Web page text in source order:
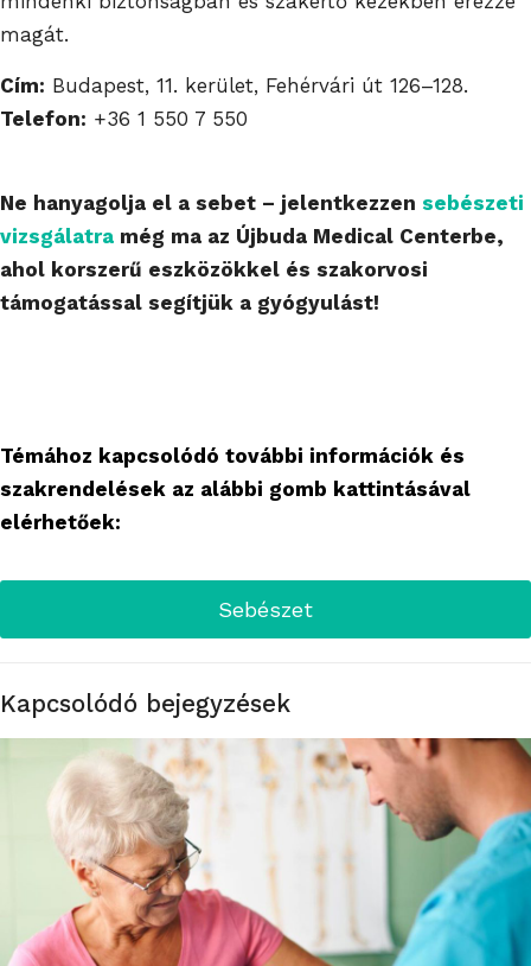
magát.
Cím: Budapest, 11. kerület, Fehérvári út 126–128.
Telefon: +36 1 550 7 550
Ne hanyagolja el a sebet – jelentkezzen sebészeti
vizsgálatra még ma az Újbuda Medical Centerbe,
ahol korszerű eszközökkel és szakorvosi
támogatással segítjük a gyógyulást!
Témához kapcsolódó további információk és
szakrendelések az alábbi gomb kattintásával
elérhetőek:
Sebészet
Kapcsolódó bejegyzések